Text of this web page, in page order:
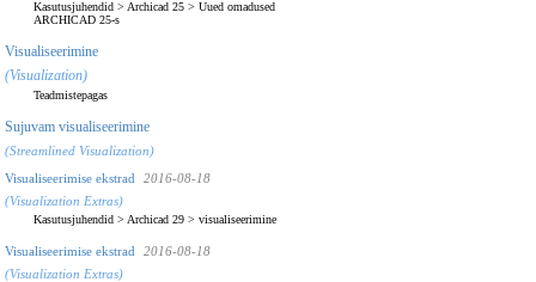
Kasutusjuhendid > Archicad 25 > Uued omadused
ARCHICAD 25-s
Visualiseerimine
(Visualization)
Teadmistepagas
Sujuvam visualiseerimine
(Streamlined Visualization)
Visualiseerimise ekstrad
2016-08-18
(Visualization Extras)
Kasutusjuhendid > Archicad 29 > visualiseerimine
Visualiseerimise ekstrad
2016-08-18
(Visualization Extras)